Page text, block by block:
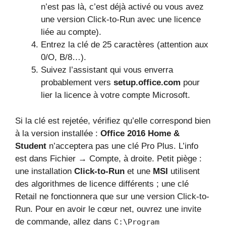
n’est pas là, c’est déjà activé ou vous avez
une version Click-to-Run avec une licence
liée au compte).
Entrez la clé de 25 caractères (attention aux
0/O, B/8…).
Suivez l’assistant qui vous enverra
probablement vers setup.office.com pour
lier la licence à votre compte Microsoft.
Si la clé est rejetée, vérifiez qu’elle correspond bien
à la version installée : Office 2016 Home &
Student n’acceptera pas une clé Pro Plus. L’info
est dans Fichier → Compte, à droite. Petit piège :
une installation Click-to-Run et une MSI utilisent
des algorithmes de licence différents ; une clé
Retail ne fonctionnera que sur une version Click-to-
Run. Pour en avoir le cœur net, ouvrez une invite
de commande, allez dans C:\Program